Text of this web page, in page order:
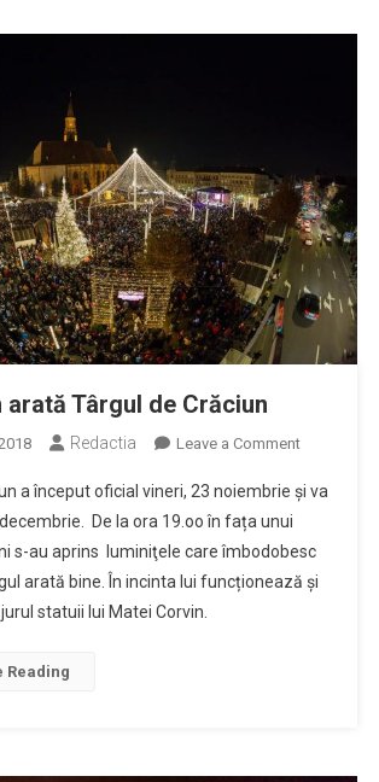
arată Târgul de Crăciun
Redactia Leave a Commenton
Cum
Târgul
de
a început oficial vineri, 23 noiembrie și va
De la ora 19.oo în fața unui
s-au aprins luminiţele care îmbodobesc
arată bine. În incinta lui funcționează și
statuii lui Matei Corvin.
Reading